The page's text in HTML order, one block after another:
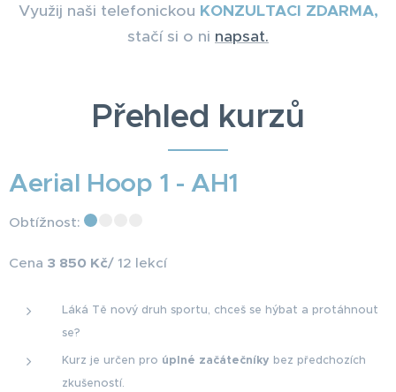
Využij naši telefonickou KONZULTACI ZDARMA,
stačí si o ni napsat.
Přehled kurzů
Aerial Hoop 1 - AH1
Obtížnost:
Cena 3 850 Kč/ 12 lekcí
Láká Tě nový druh sportu, chceš se hýbat a protáhnout
se?
Kurz je určen pro úplné začátečníky bez předchozích
zkušeností.